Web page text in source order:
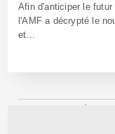
Afin d'anticiper le futur
l'AMF a décrypté le
et...
21 Nov 2016 - Réf: